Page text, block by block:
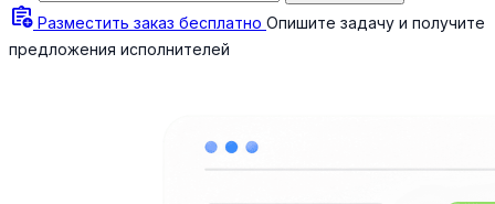
assignment_add Разместить заказ бесплатно Опишите задачу и получите
предложения исполнителей